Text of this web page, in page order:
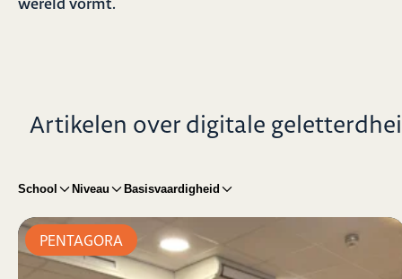
Artikelen over digitale
School Niveau Basisvaardigheid
PENTAGORA